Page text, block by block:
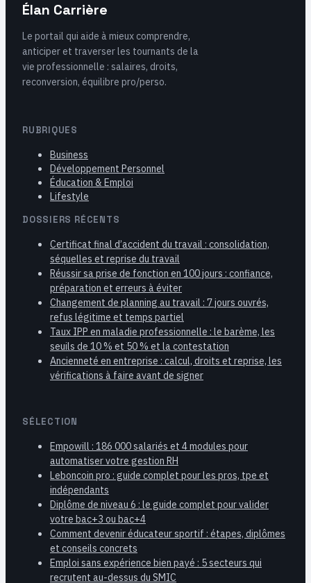
Élan Carrière
Le portail qui aide à mieux comprendre,
anticiper et traverser les tournants de la
vie professionnelle : salaires, droits,
reconversion, équilibre pro/perso.
RUBRIQUES
Business
Développement Personnel
Éducation & Emploi
Lifestyle
DOSSIERS RÉCENTS
Certificat final d’accident du travail : consolidation,
séquelles et reprise du travail
Réussir sa prise de fonction en 100 jours : confiance,
préparation et erreurs à éviter
Changement de planning au travail : 7 jours ouvrés,
refus légitime et temps partiel
Taux IPP en maladie professionnelle : le barème, les
seuils de 10 % et 50 % et la contestation
Ancienneté en entreprise : calcul, droits et reprise, les
vérifications à faire avant de signer
SÉLECTION
Empowill : 186 000 salariés et 4 modules pour
automatiser votre gestion RH
Leboncoin pro : guide complet pour les pros, tpe et
indépendants
Diplôme de niveau 6 : le guide complet pour valider
votre bac+3 ou bac+4
Comment devenir éducateur sportif : étapes, diplômes
et conseils concrets
Emploi sans expérience bien payé : 5 secteurs qui
recrutent au-dessus du SMIC